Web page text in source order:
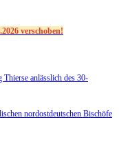
verschoben!
anlässlich des 30-
nordostdeutschen Bischöfe